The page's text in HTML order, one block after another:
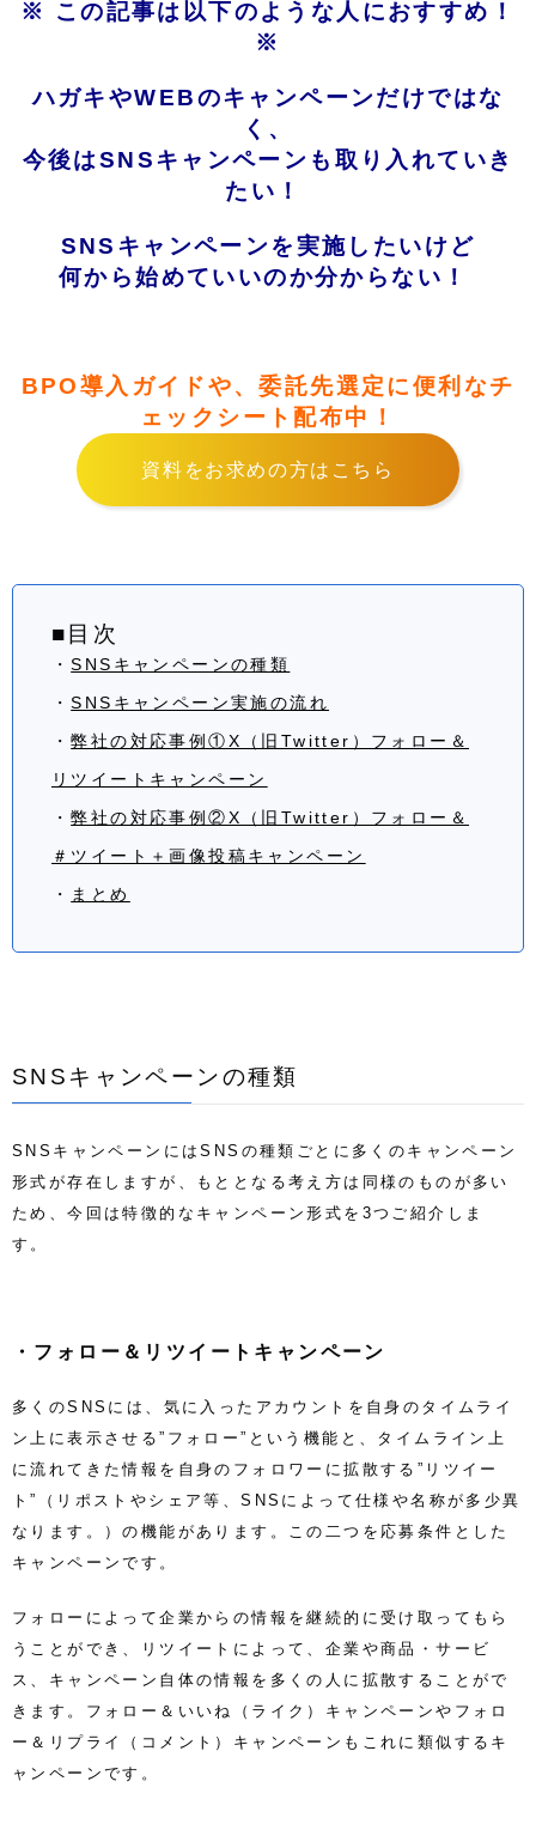
※ この記事は以下のような人におすすめ！
※
ハガキやWEBのキャンペーンだけではな
く 、
今後はSNSキャンペーンも取り入れていき
たい！
SNSキャンペーンを実施したいけど
何から始めていいのか分からない ！
BPO導入ガイドや、委託先選定に便利なチ
ェックシート配布中！
資料をお求めの方はこちら
■目次
・SNSキャンペーンの種類
・SNSキャンペーン実施の流れ
・弊社の対応事例①X（旧Twitter）フォロー＆
リツイートキャンペーン
・弊社の対応事例②X（旧Twitter）フォロー＆
＃ツイート＋画像投稿キャンペーン
・
まとめ
SNSキャンペーンの種類
SNSキャンペーンにはSNSの種類ごとに多くの キャンペーン
形式が存在しますが、もと となる考え方は同様のものが多い
ため、今回は特徴的なキャンペーン形式を 3つ ご紹介 しま
す 。
・フォロー＆リツイートキャンペーン
多くのSNSには、気に入ったアカウントを自身のタイムライ
ン上に表示させる”フォロー”という機能と、タイムライン上
に流れてきた情報を自身のフォロワーに拡散する”リツイー
ト”（リポストやシェア等、SNSによって仕様や名称が多少異
なります。）の機能があります。この二つを応募条件とした
キャンペーンです。
フォローによって企業からの情報を継続的に受け取ってもら
うことができ、リツイートによって、企業や商品・サービ
ス、キャンペーン自体の情報を多くの人に拡散することがで
きます。フォロー＆いいね（ライク）キャンペーンやフォロ
ー＆リプライ（コメント）キャンペーンもこれに類似するキ
ャンペーンです。